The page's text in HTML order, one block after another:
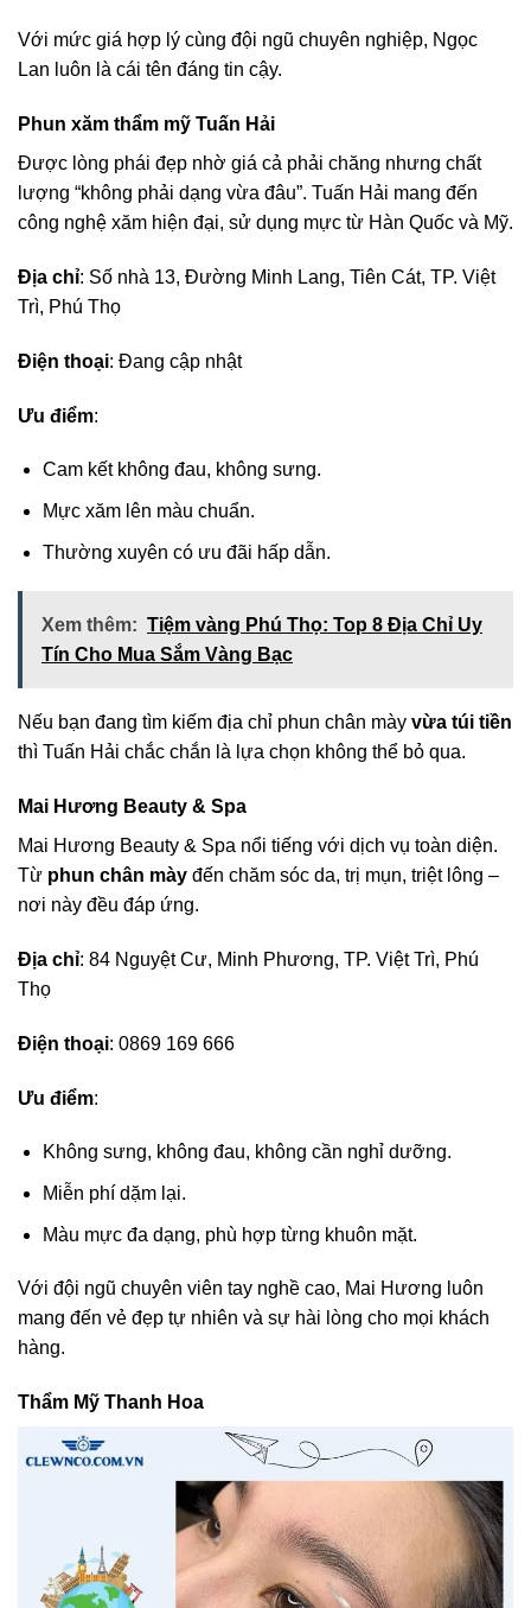
Với mức giá hợp lý cùng đội ngũ chuyên nghiệp, Ngọc
Lan luôn là cái tên đáng tin cậy.
Phun xăm thẩm mỹ Tuấn Hải
Được lòng phái đẹp nhờ giá cả phải chăng nhưng chất
lượng “không phải dạng vừa đâu”. Tuấn Hải mang đến
công nghệ xăm hiện đại, sử dụng mực từ Hàn Quốc và Mỹ.
Địa chỉ: Số nhà 13, Đường Minh Lang, Tiên Cát, TP. Việt
Trì, Phú Thọ
Điện thoại: Đang cập nhật
Ưu điểm:
Cam kết không đau, không sưng.
Mực xăm lên màu chuẩn.
Thường xuyên có ưu đãi hấp dẫn.
Xem thêm: Tiệm vàng Phú Thọ: Top 8 Địa Chỉ Uy
Tín Cho Mua Sắm Vàng Bạc
Nếu bạn đang tìm kiếm địa chỉ phun chân mày vừa túi tiền
thì Tuấn Hải chắc chắn là lựa chọn không thể bỏ qua.
Mai Hương Beauty & Spa
Mai Hương Beauty & Spa nổi tiếng với dịch vụ toàn diện.
Từ phun chân mày đến chăm sóc da, trị mụn, triệt lông –
nơi này đều đáp ứng.
Địa chỉ: 84 Nguyệt Cư, Minh Phương, TP. Việt Trì, Phú
Thọ
Điện thoại: 0869 169 666
Ưu điểm:
Không sưng, không đau, không cần nghỉ dưỡng.
Miễn phí dặm lại.
Màu mực đa dạng, phù hợp từng khuôn mặt.
Với đội ngũ chuyên viên tay nghề cao, Mai Hương luôn
mang đến vẻ đẹp tự nhiên và sự hài lòng cho mọi khách
hàng.
Thẩm Mỹ Thanh Hoa